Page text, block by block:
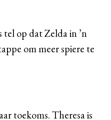
op dat Zelda in ’n
om meer spiere te
toekoms. Theresa is